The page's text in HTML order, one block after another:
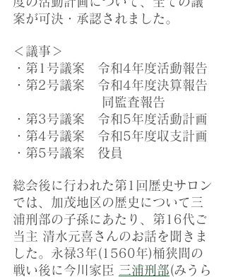
案が可決・承認されました。
＜議事＞
・第1号議案　令和4年度活動報告
・第2号議案　令和4年度決算報告
同監査報告
・第3号議案　令和5年度活動計画
・第4号議案　令和5年度収支計画
・第5号議案　役員
総会後に行われた第1回歴史サロン
では、加茂地区の歴史について三
浦刑部の子孫にあたり、第16代ご
当主 清水元喜さんのお話を聞きま
した。永禄3年(1560年)桶狭間の
戦い後に今川家臣 三浦刑部(みうら